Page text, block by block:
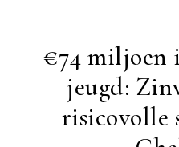
€74 miljoen
jeugd:
risicovolle